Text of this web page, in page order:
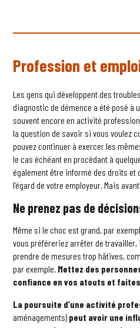
Profession et
Les gens qui développent des
diagnostic de démence a été posé à
souvent encore en activité
la question de savoir si vous voulez
pouvez continuer à exercer les
le cas échéant en procédant à
également être informé des droits et
l’égard de votre employeur. Mais
Ne prenez pas de
Même si le choc est grand, par
vous préféreriez arrêter de travailler,
prendre de mesures trop hâtives,
par exemple. Mettez des
confiance en vos atouts et
La poursuite d’une activité
aménagements) peut avoir une